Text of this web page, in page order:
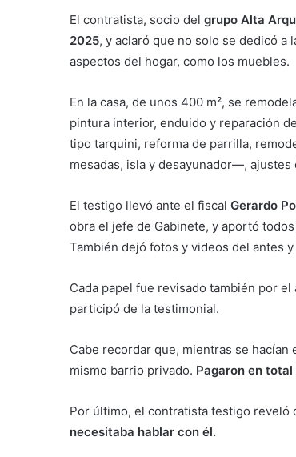
El contratista, socio del grupo Alta
2025, y aclaró que no solo se dedicó a
aspectos del hogar, como los muebles.
En la casa, de unos 400 m², se
pintura interior, enduido y reparación
tipo tarquini, reforma de parrilla,
mesadas, isla y desayunador—,
El testigo llevó ante el fiscal Gerardo
obra el jefe de Gabinete, y aportó
También dejó fotos y videos del antes
Cada papel fue revisado también por
participó de la testimonial.
Cabe recordar que, mientras se
mismo barrio privado. Pagaron en
Por último, el contratista testigo reveló
necesitaba hablar con él.